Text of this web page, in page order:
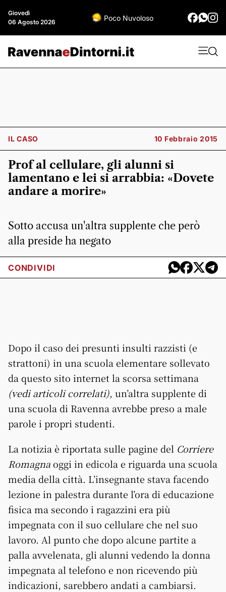
Giovedì
06 Agosto 2026
Poco Nuvoloso
IL CASO 10 Febbraio 2015
Prof al cellulare, gli alunni si
lamentano e lei si arrabbia: «Dovete
andare a morire»
Sotto accusa un'altra supplente che però
alla preside ha negato
CONDIVIDI
Dopo il caso dei presunti insulti razzisti (e
strattoni) in una scuola elementare sollevato
da questo sito internet la scorsa settimana
(vedi articoli correlati), un’altra supplente di
una scuola di Ravenna avrebbe preso a male
parole i propri studenti.
La notizia è riportata sulle pagine del Corriere
Romagnaoggi in edicola e riguarda una scuola
media della città. L’insegnante stava facendo
lezione in palestra durante l’ora di educazione
fisica ma secondo i ragazzini era più
impegnata con il suo cellulare che nel suo
lavoro. Al punto che dopo alcune partite a
palla avvelenata, gli alunni vedendo la donna
impegnata al telefono e non ricevendo più
indicazioni, sarebbero andati a cambiarsi.